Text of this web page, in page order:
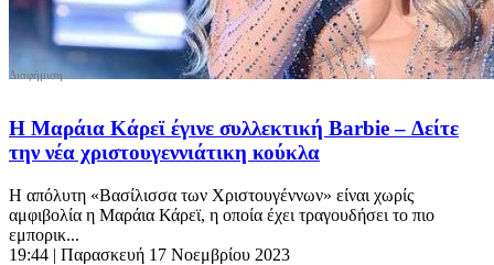
Η Μαράια Κάρεϊ έγινε συλλεκτική Barbie – Δείτε
την νέα χριστουγεννιάτικη κούκλα
Η απόλυτη «Βασίλισσα των Χριστουγέννων» είναι χωρίς
αμφιβολία η Μαράια Κάρεϊ, η οποία έχει τραγουδήσει το πιο
εμπορικ...
19:44 | Παρασκευή 17 Νοεμβρίου 2023